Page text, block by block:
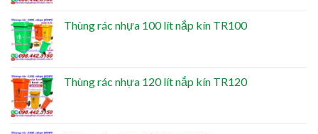
Thùng rác nhựa 100 lít nắp kín TR100
Thùng rác nhựa 120 lít nắp kín TR120